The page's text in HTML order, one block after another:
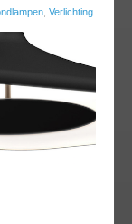
Verlichting